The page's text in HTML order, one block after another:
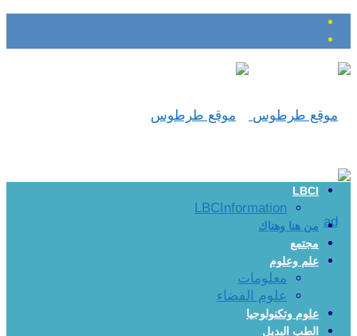
LBCI
LBCInformation
من هنا وهناك
مجتمع
علم وعلوم
معلومات
علوم الفضاء
علوم وتكنولوجيا
الطب البديل